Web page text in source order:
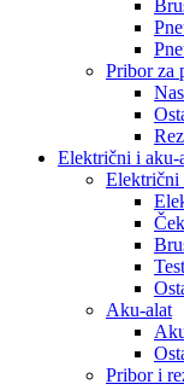
Pribor za
Električni i aku-
Električni
Aku-alat
Pribor i